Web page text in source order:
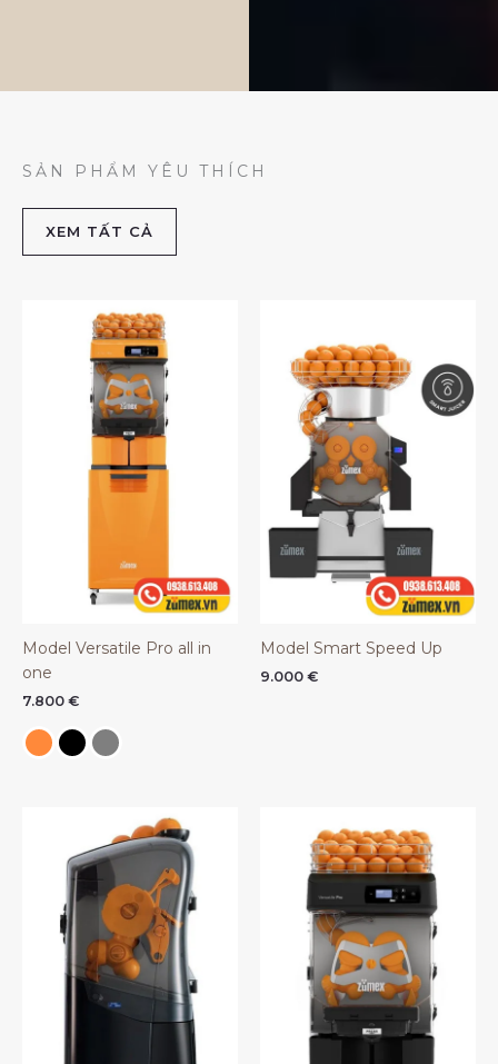
SẢN PHẨM YÊU THÍCH
XEM TẤT CẢ
Model Versatile Pro all in
one
7.800 €
Model Smart Speed Up
9.000 €